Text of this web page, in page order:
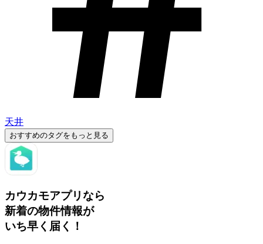
天井
おすすめのタグをもっと見る
カウカモアプリなら
新着の物件情報が
いち早く届く！